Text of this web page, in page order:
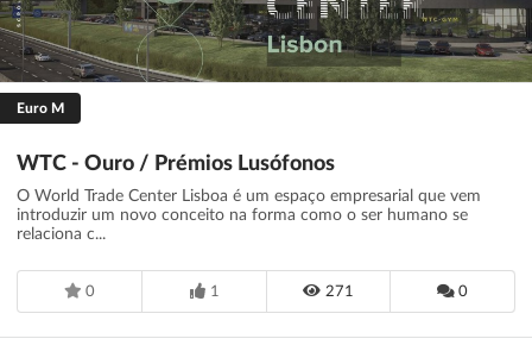
Euro M
WTC - Ouro / Prémios Lusófonos
O World Trade Center Lisboa é um espaço empresarial que vem
introduzir um novo conceito na forma como o ser humano se
relaciona c...
0 1 271 0